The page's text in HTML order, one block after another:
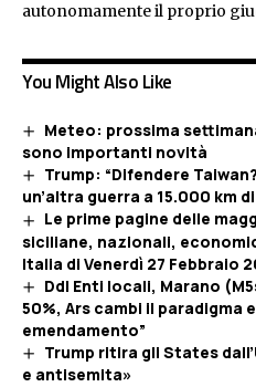
autonomamente il proprio
You Might Also Like
Meteo: prossima
sono importanti novità
Trump: “Difendere
un’altra guerra a 15.000 km
Le prime pagine delle
siciliane, nazionali,
Italia di Venerdì 27 Febbraio
Ddl Enti locali, Marano
50%, Ars cambi il paradigma
emendamento”
Trump ritira gli States
e antisemita»